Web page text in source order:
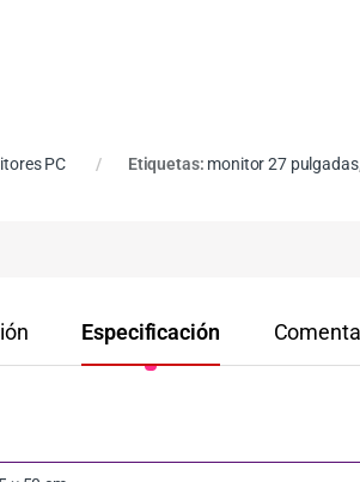
PC Etiquetas: monitor 27 pulgadas
Especificación